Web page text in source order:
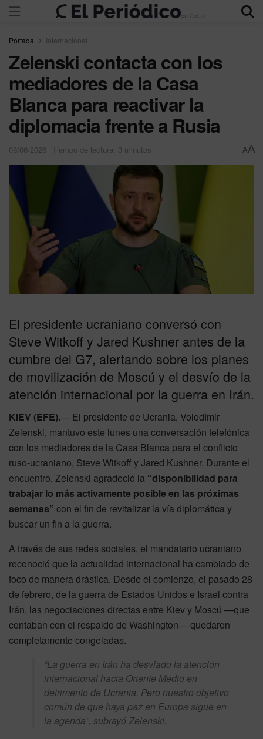
Portada Internacional
Zelenski contacta con los
mediadores de la Casa
Blanca para reactivar la
diplomacia frente a Rusia
09/06/2026 Tiempo de lectura: 3 minutos AA
El presidente ucraniano conversó con
Steve Witkoff y Jared Kushner antes de la
cumbre del G7, alertando sobre los planes
de movilización de Moscú y el desvío de la
atención internacional por la guerra en Irán.
KIEV (EFE).— El presidente de Ucrania, Volodímir
Zelenski, mantuvo este lunes una conversación telefónica
con los mediadores de la Casa Blanca para el conflicto
ruso-ucraniano, Steve Witkoff y Jared Kushner. Durante el
encuentro, Zelenski agradeció la “disponibilidad para
trabajar lo más activamente posible en las próximas
semanas” con el fin de revitalizar la vía diplomática y
buscar un fin a la guerra.
A través de sus redes sociales, el mandatario ucraniano
reconoció que la actualidad internacional ha cambiado de
foco de manera drástica. Desde el comienzo, el pasado 28
de febrero, de la guerra de Estados Unidos e Israel contra
Irán, las negociaciones directas entre Kiev y Moscú —que
contaban con el respaldo de Washington— quedaron
completamente congeladas.
“La guerra en Irán ha desviado la atención
internacional hacia Oriente Medio en
detrimento de Ucrania. Pero nuestro objetivo
común de que haya paz en Europa sigue en
la agenda”, subrayó Zelenski.